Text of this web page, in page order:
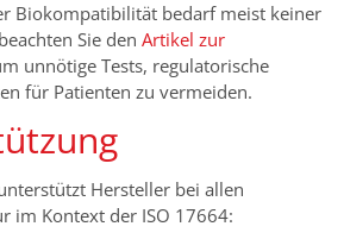
Biokompatibilität bedarf meist keiner
Sie den Artikel zur
unnötige Tests, regulatorische
für Patienten zu vermeiden.
Hersteller bei allen
im Kontext der ISO 17664: